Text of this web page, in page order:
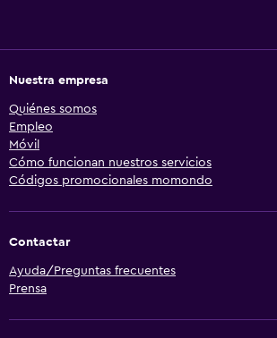
Nuestra empresa
Quiénes somos
Empleo
Móvil
Cómo funcionan nuestros servicios
Códigos promocionales momondo
Contactar
Ayuda/Preguntas frecuentes
Prensa